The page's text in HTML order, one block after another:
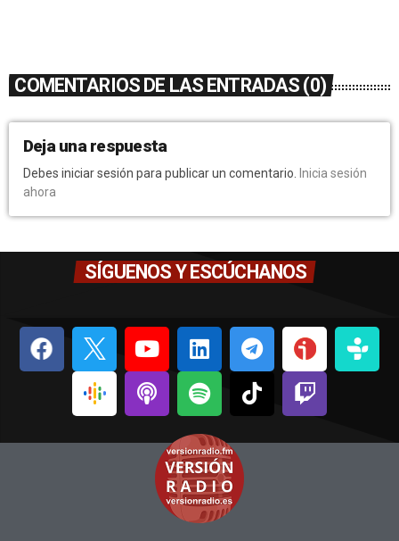
COMENTARIOS DE LAS ENTRADAS (0)
Deja una respuesta
Debes iniciar sesión para publicar un comentario.
Inicia sesión
ahora
SÍGUENOS Y ESCÚCHANOS